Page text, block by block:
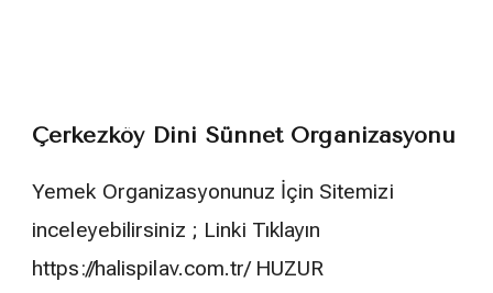
Çerkezköy Dini Sünnet Organizasyonu
Yemek Organizasyonunuz İçin Sitemizi
inceleyebilirsiniz ; Linki Tıklayın
https://halispilav.com.tr/ HUZUR